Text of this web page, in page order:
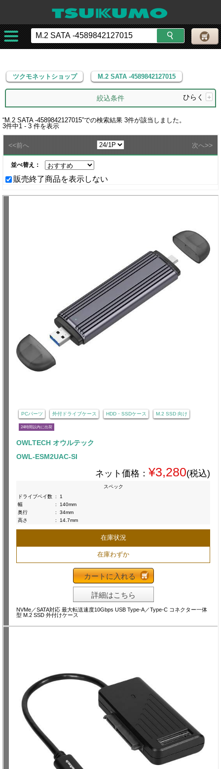
ツクモネットショップ M.2 SATA -4589842127015
ツクモネットショップ M.2 SATA -4589842127015
絞込条件 ひらく +
“M.2 SATA -4589842127015”での検索結果 3件が該当しました。
3件中1 - 3 件を表示
<<前へ 次へ>>
並べ替え：
販売終了商品を表示しない
PCパーツ 外付ドライブケース HDD・SSDケース M.2 SSD 向け
24時間以内に出荷
OWLTECH オウルテック
OWL-ESM2UAC-SI
ネット価格： ¥3,280(税込)
スペック
ドライブベイ数 :
1
幅
:
140mm
奥行
:
34mm
高さ
: 14.7mm
在庫状況
在庫わずか
カートに入れる
詳細はこちら
NVMe／SATA対応 最大転送速度10Gbps USB Type-A／Type-C コネクター一体
型 M.2 SSD 外付けケース